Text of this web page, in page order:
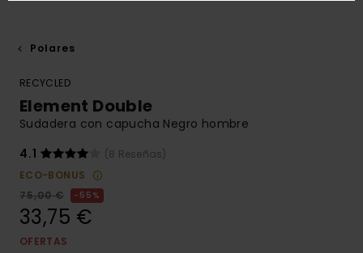
Polares
RECYCLED
Element Double
Sudadera con capucha Negro hombre
4.1
(8 Reseñas)
ECO-BONUS
75,00 €
55%
33,75 €
OFERTAS